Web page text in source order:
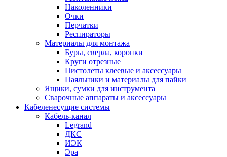
Наколенники
Очки
Перчатки
Респираторы
Материалы для монтажа
Буры, сверла, коронки
Круги отрезные
Пистолеты клеевые и аксессуары
Паяльники и материалы для пайки
Ящики, сумки для инструмента
Сварочные аппараты и аксессуары
Кабеленесущие системы
Кабель-канал
Legrand
ДКС
ИЭК
Эра